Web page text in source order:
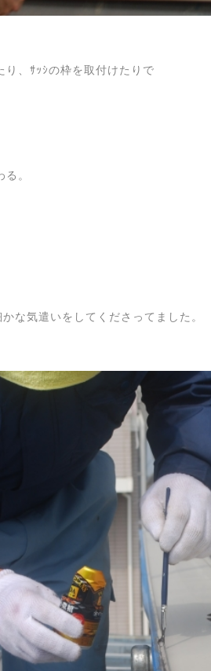
、ｻｯｼの枠を取付けたりで
。
な気遣いをしてくださってました。